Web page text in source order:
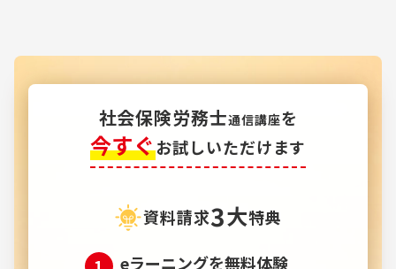
社会保険労務士通信講座を
今すぐお試しいただけます
資料請求3大特典
eラーニングを無料体験